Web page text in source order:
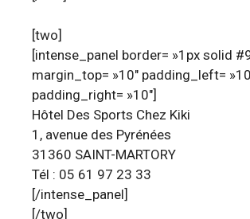
[two]
[intense_panel border= »1px solid
margin_top= »10″ padding_left=
padding_right= »10″]
Hôtel Des Sports Chez Kiki
1, avenue des Pyrénées
31360 SAINT-MARTORY
Tél : 05 61 97 23 33
[/intense_panel]
[/two]